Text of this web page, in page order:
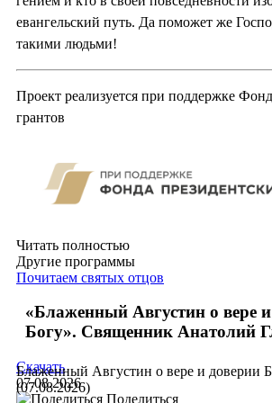
евангельский путь. Да поможет же
такими людьми!
Проект реализуется при поддержке
грантов
Читать полностью
Другие программы
Почитаем святых отцов
«Блаженный Августин о вере
Богу». Священник Анатолий
Блаженный Августин о вере и доверии
(07.08.2026)
Скачать
07.08.2026
Поделиться